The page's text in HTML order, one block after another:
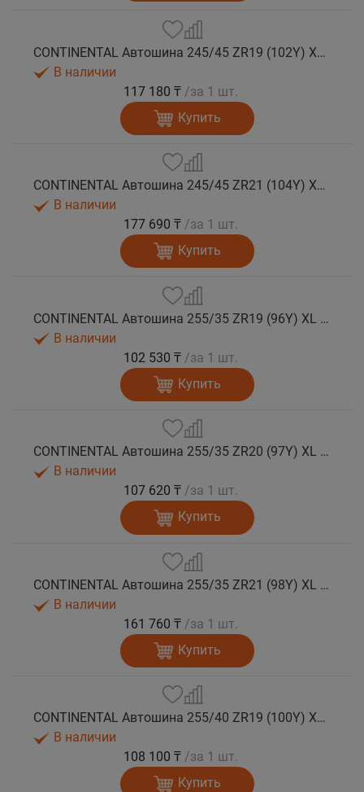
CONTINENTAL Автошина 245/45 ZR19 (102Y) XL FR SportContact 7 лето
В наличии
117 180 ₸ /за 1 шт.
Купить
CONTINENTAL Автошина 245/45 ZR21 (104Y) XL FR SportContact 7 лето
В наличии
177 690 ₸ /за 1 шт.
Купить
CONTINENTAL Автошина 255/35 ZR19 (96Y) XL FR SportContact 7 лето
В наличии
102 530 ₸ /за 1 шт.
Купить
CONTINENTAL Автошина 255/35 ZR20 (97Y) XL FR SportContact 7 лето
В наличии
107 620 ₸ /за 1 шт.
Купить
CONTINENTAL Автошина 255/35 ZR21 (98Y) XL FR SportContact 7 лето
В наличии
161 760 ₸ /за 1 шт.
Купить
CONTINENTAL Автошина 255/40 ZR19 (100Y) XL FR SportContact 7 лето
В наличии
108 100 ₸ /за 1 шт.
Купить